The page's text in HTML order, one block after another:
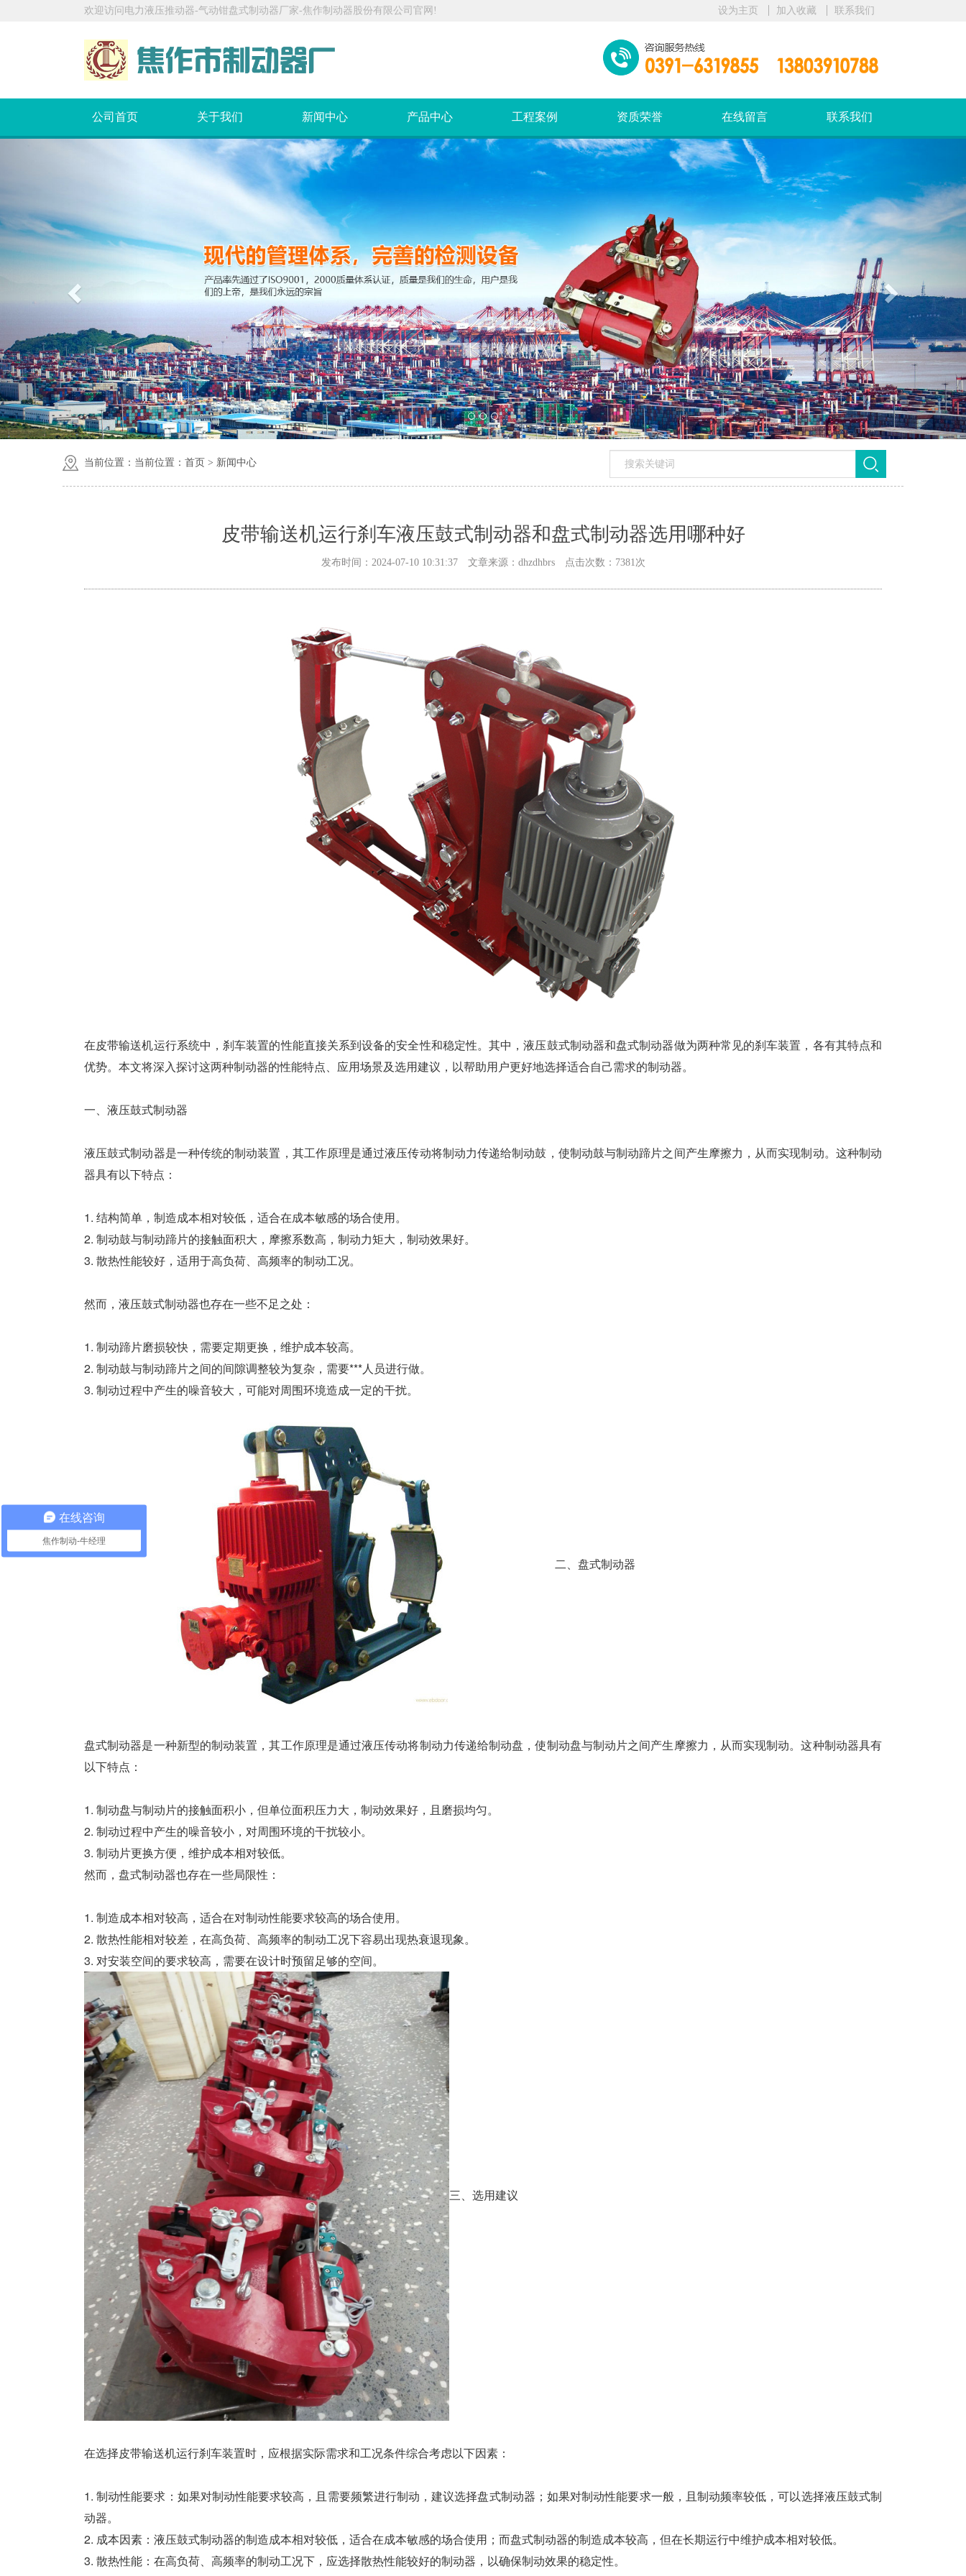
欢迎访问电力液压推动器-气动钳盘式制动器厂家-焦作制动器股份有限公司官网! 设为主页 加入收藏 联系我们
公司首页 关于我们 新闻中心 产品中心 工程案例 资质荣誉 在线留言 联系我们
当前位置：当前位置： 首页 > 新闻中心
皮带输送机运行刹车液压鼓式制动器和盘式制动器选用哪种好
发布时间：2024-07-10 10:31:37 文章来源：dhzdhbrs 点击次数：7381次
在皮带输送机运行系统中，刹车装置的性能直接关系到设备的安全性和稳定性。其中，液压鼓式制动器和盘式制动器做为两种常见的刹车装置，各有其特点和
优势。本文将深入探讨这两种制动器的性能特点、应用场景及选用建议，以帮助用户更好地选择适合自己需求的制动器。
一、液压鼓式制动器
液压鼓式制动器是一种传统的制动装置，其工作原理是通过液压传动将制动力传递给制动鼓，使制动鼓与制动蹄片之间产生摩擦力，从而实现制动。这种制动
器具有以下特点：
1. 结构简单，制造成本相对较低，适合在成本敏感的场合使用。
2. 制动鼓与制动蹄片的接触面积大，摩擦系数高，制动力矩大，制动效果好。
3. 散热性能较好，适用于高负荷、高频率的制动工况。
然而，液压鼓式制动器也存在一些不足之处：
1. 制动蹄片磨损较快，需要定期更换，维护成本较高。
2. 制动鼓与制动蹄片之间的间隙调整较为复杂，需要***人员进行做。
3. 制动过程中产生的噪音较大，可能对周围环境造成一定的干扰。
二、盘式制动器
盘式制动器是一种新型的制动装置，其工作原理是通过液压传动将制动力传递给制动盘，使制动盘与制动片之间产生摩擦力，从而实现制动。这种制动器具有
以下特点：
1. 制动盘与制动片的接触面积小，但单位面积压力大，制动效果好，且磨损均匀。
2. 制动过程中产生的噪音较小，对周围环境的干扰较小。
3. 制动片更换方便，维护成本相对较低。
然而，盘式制动器也存在一些局限性：
1. 制造成本相对较高，适合在对制动性能要求较高的场合使用。
2. 散热性能相对较差，在高负荷、高频率的制动工况下容易出现热衰退现象。
3. 对安装空间的要求较高，需要在设计时预留足够的空间。
三、选用建议
在选择皮带输送机运行刹车装置时，应根据实际需求和工况条件综合考虑以下因素：
1. 制动性能要求：如果对制动性能要求较高，且需要频繁进行制动，建议选择盘式制动器；如果对制动性能要求一般，且制动频率较低，可以选择液压鼓式制
动器。
2. 成本因素：液压鼓式制动器的制造成本相对较低，适合在成本敏感的场合使用；而盘式制动器的制造成本较高，但在长期运行中维护成本相对较低。
3. 散热性能：在高负荷、高频率的制动工况下，应选择散热性能较好的制动器，以确保制动效果的稳定性。
在线咨询
焦作制动-牛经理